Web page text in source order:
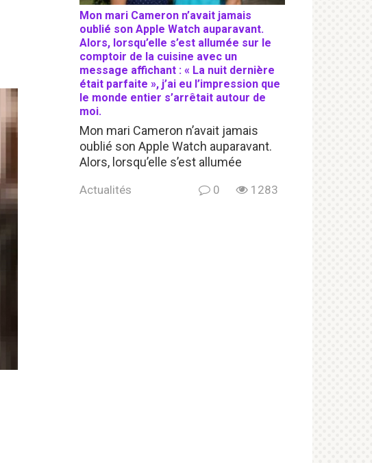
Mon mari Cameron n’avait jamais
oublié son Apple Watch auparavant.
Alors, lorsqu’elle s’est allumée sur le
comptoir de la cuisine avec un
message affichant : « La nuit dernière
était parfaite », j’ai eu l’impression que
le monde entier s’arrêtait autour de
moi.
Mon mari Cameron n’avait jamais
oublié son Apple Watch auparavant.
Alors, lorsqu’elle s’est allumée
Actualités 0 1283